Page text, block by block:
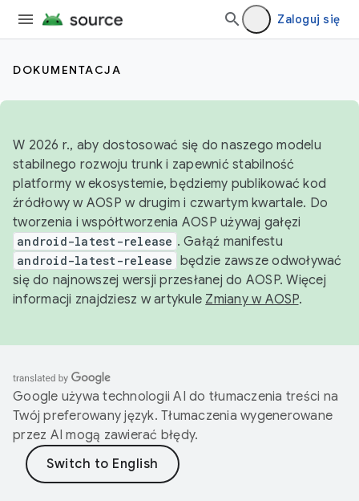
Zaloguj się
DOKUMENTACJA
W 2026 r., aby dostosować się do naszego modelu
stabilnego rozwoju trunk i zapewnić stabilność
platformy w ekosystemie, będziemy publikować kod
źródłowy w AOSP w drugim i czwartym kwartale. Do
tworzenia i współtworzenia AOSP używaj gałęzi
android-latest-release . Gałąź manifestu
android-latest-release będzie zawsze odwoływać
się do najnowszej wersji przesłanej do AOSP. Więcej
informacji znajdziesz w artykule Zmiany w AOSP.
Google używa technologii AI do tłumaczenia treści na
Twój preferowany język. Tłumaczenia wygenerowane
przez AI mogą zawierać błędy.